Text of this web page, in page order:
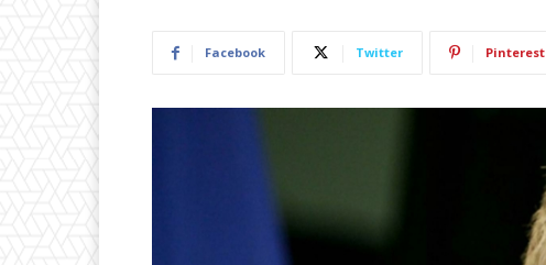
Facebook Twitter Pinterest